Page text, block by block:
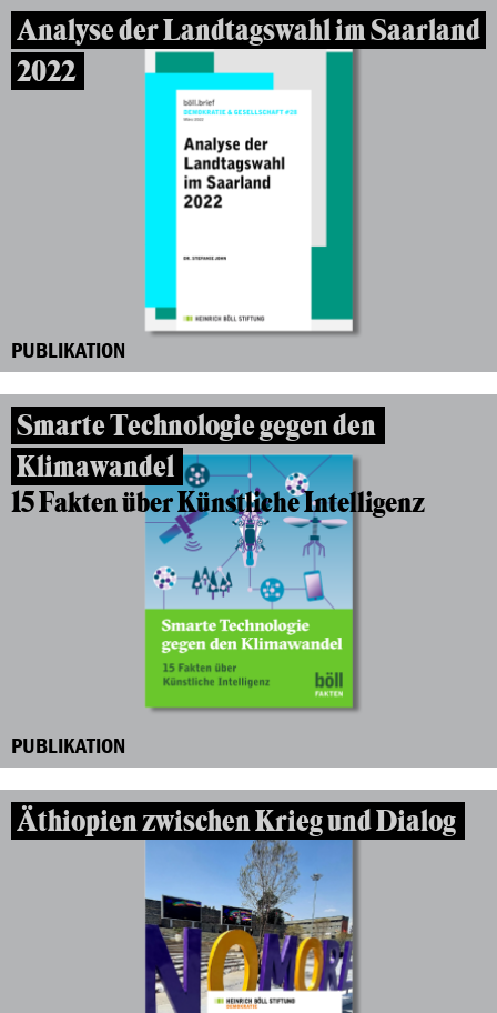
Analyse der Landtagswahl im Saarland
2022
PUBLIKATION
Smarte Technologie gegen den
Klimawandel
15 Fakten über Künstliche Intelligenz
PUBLIKATION
Äthiopien zwischen Krieg und Dialog